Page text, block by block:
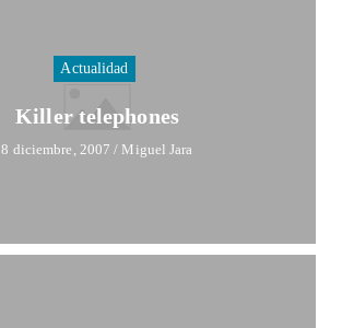
Actualidad
Killer telephones
8 diciembre, 2007 / Miguel Jara